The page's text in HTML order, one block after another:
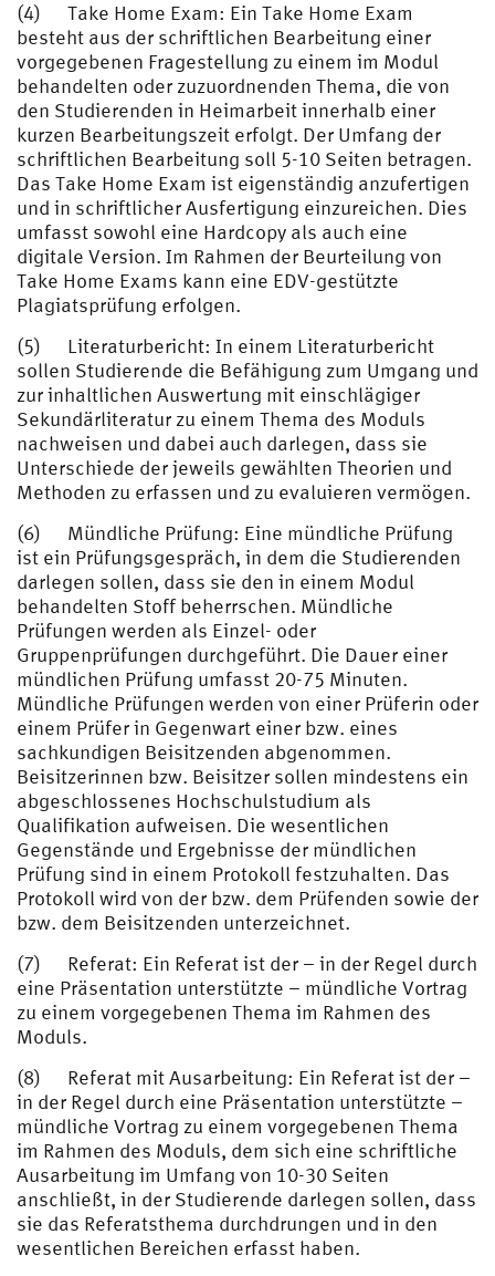
(4) Take Home Exam: Ein Take Home Exam
besteht aus der schriftlichen Bearbeitung einer
vorgegebenen Fragestellung zu einem im Modul
behandelten oder zuzuordnenden Thema, die von
den Studierenden in Heimarbeit innerhalb einer
kurzen Bearbeitungszeit erfolgt. Der Umfang der
schriftlichen Bearbeitung soll 5-10 Seiten betragen.
Das Take Home Exam ist eigenständig anzufertigen
und in schriftlicher Ausfertigung einzureichen. Dies
umfasst sowohl eine Hardcopy als auch eine
digitale Version. Im Rahmen der Beurteilung von
Take Home Exams kann eine EDV-gestützte
Plagiatsprüfung erfolgen.
(5) Literaturbericht: In einem Literaturbericht
sollen Studierende die Befähigung zum Umgang und
zur inhaltlichen Auswertung mit einschlägiger
Sekundärliteratur zu einem Thema des Moduls
nachweisen und dabei auch darlegen, dass sie
Unterschiede der jeweils gewählten Theorien und
Methoden zu erfassen und zu evaluieren vermögen.
(6) Mündliche Prüfung: Eine mündliche Prüfung
ist ein Prüfungsgespräch, in dem die Studierenden
darlegen sollen, dass sie den in einem Modul
behandelten Stoff beherrschen. Mündliche
Prüfungen werden als Einzel- oder
Gruppenprüfungen durchgeführt. Die Dauer einer
mündlichen Prüfung umfasst 20-75 Minuten.
Mündliche Prüfungen werden von einer Prüferin oder
einem Prüfer in Gegenwart einer bzw. eines
sachkundigen Beisitzenden abgenommen.
Beisitzerinnen bzw. Beisitzer sollen mindestens ein
abgeschlossenes Hochschulstudium als
Qualifikation aufweisen. Die wesentlichen
Gegenstände und Ergebnisse der mündlichen
Prüfung sind in einem Protokoll festzuhalten. Das
Protokoll wird von der bzw. dem Prüfenden sowie der
bzw. dem Beisitzenden unterzeichnet.
(7) Referat: Ein Referat ist der – in der Regel durch
eine Präsentation unterstützte – mündliche Vortrag
zu einem vorgegebenen Thema im Rahmen des
Moduls.
(8) Referat mit Ausarbeitung: Ein Referat ist der –
in der Regel durch eine Präsentation unterstützte –
mündliche Vortrag zu einem vorgegebenen Thema
im Rahmen des Moduls, dem sich eine schriftliche
Ausarbeitung im Umfang von 10-30 Seiten
anschließt, in der Studierende darlegen sollen, dass
sie das Referatsthema durchdrungen und in den
wesentlichen Bereichen erfasst haben.